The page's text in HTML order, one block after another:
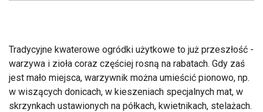
Tradycyjne kwaterowe ogródki użytkowe to już przeszłość -
warzywa i zioła coraz częściej rosną na rabatach. Gdy zaś
jest mało miejsca, warzywnik można umieścić pionowo, np.
w wiszących donicach, w kieszeniach specjalnych mat, w
skrzynkach ustawionych na półkach, kwietnikach, stelażach.